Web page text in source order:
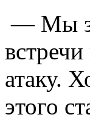
— Мы
атаку.
этого